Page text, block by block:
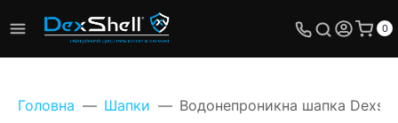
0
Головна Шапки Водонепроникна шапка